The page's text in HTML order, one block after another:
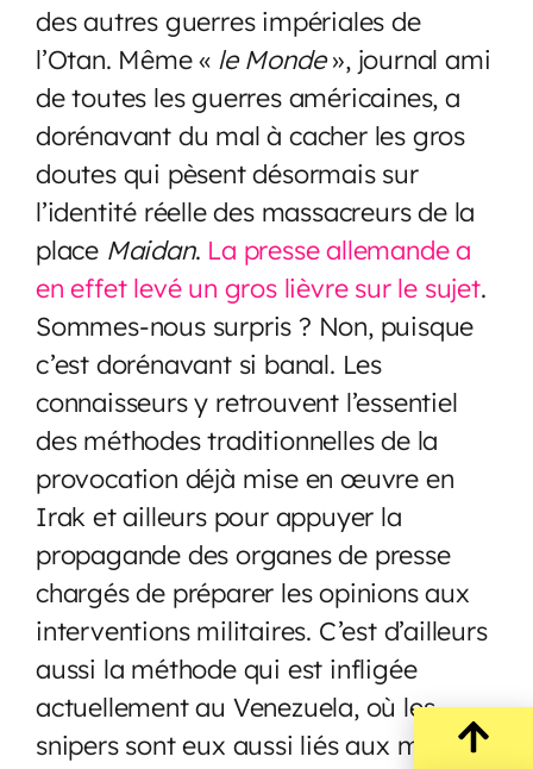
des autres guerres impériales de
l’Otan. Même « le Monde», journal ami
de toutes les guerres américaines, a
dorénavant du mal à cacher les gros
doutes qui pèsent désormais sur
l’identité réelle des massacreurs de la
place Maidan. La presse allemande a
en effet levé un gros lièvre sur le sujet.
Sommes-nous surpris ? Non, puisque
c’est dorénavant si banal. Les
connaisseurs y retrouvent l’essentiel
des méthodes traditionnelles de la
provocation déjà mise en œuvre en
Irak et ailleurs pour appuyer la
propagande des organes de presse
chargés de préparer les opinions aux
interventions militaires. C’est d’ailleurs
aussi la méthode qui est infligée
actuellement au Venezuela, où les
snipers sont eux aussi liés aux milices